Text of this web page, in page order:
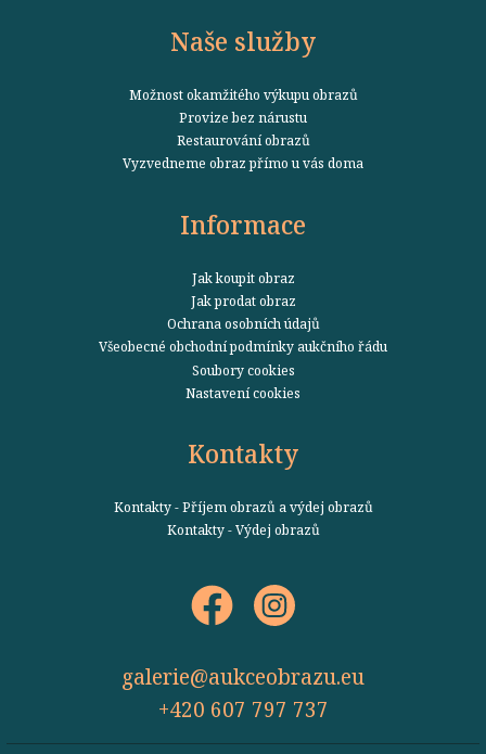
Naše služby
Možnost okamžitého výkupu obrazů
Provize bez nárustu
Restaurování obrazů
Vyzvedneme obraz přímo u vás doma
Informace
Jak koupit obraz
Jak prodat obraz
Ochrana osobních údajů
Všeobecné obchodní podmínky aukčního řádu
Soubory cookies
Nastavení cookies
Kontakty
Kontakty - Příjem obrazů a výdej obrazů
Kontakty - Výdej obrazů
galerie@aukceobrazu.eu
+420 607 797 737